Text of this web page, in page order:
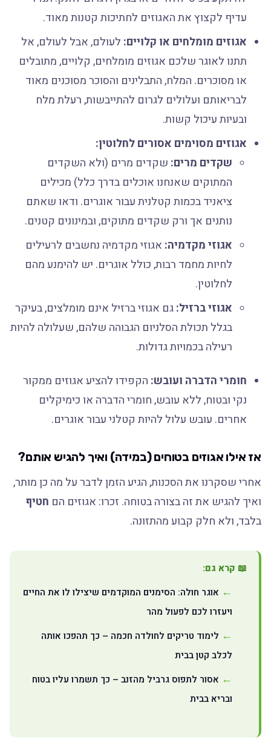
עדיף לקצוץ את האגוזים לחתיכות קטנות מאוד.
אגוזים מומלחים או קלויים:לעולם, אבל לעולם, אל
תתנו לאוגר שלכם אגוזים מומלחים, קלויים, מתובלים
או מסוכרים. המלח, התבלינים והסוכר מסוכנים מאוד
לבריאותם ועלולים לגרום להתייבשות, רעלת מלח
ובעיות עיכול קשות.
אגוזים מסוימים אסורים לחלוטין:
שקדים מרים:שקדים מרים (ולא השקדים
המתוקים שאנחנו אוכלים בדרך כלל) מכילים
ציאניד בכמות קטלנית עבור אוגרים. ודאו שאתם
נותנים אך ורק שקדים מתוקים, ובמינונים קטנים.
אגוזי מקדמיה:אגוזי מקדמיה נחשבים לרעילים
לחיות מחמד רבות, כולל אוגרים. יש להימנע מהם
לחלוטין.
אגוזי ברזיל:גם אגוזי ברזיל אינם מומלצים, בעיקר
בגלל תכולת הסלניום הגבוהה שלהם, שעלולה להיות
רעילה בכמויות גדולות.
חומרי הדברה ועובש:הקפידו להציע אגוזים ממקור
נקי ובטוח, ללא עובש, חומרי הדברה או כימיקלים
אחרים. עובש עלול להיות קטלני עבור אוגרים.
אז אילו אגוזים בטוחים (במידה) ואיך להגיש אותם?
אחרי שסקרנו את הסכנות, הגיע הזמן לדבר על מה כן מותר,
ואיך להגיש את זה בצורה בטוחה. זכרו: אגוזים הםחטיף
בלבד, ולא חלק קבוע מהתזונה.
📖 קרא גם:
אוגר חולה: הסימנים המוקדמים שיצילו לו את החיים
ויעזרו לכם לפעול מהר
לימוד טריקים לחולדה חכמה – כך תהפכו אותה
לכלב קטן בבית
אסור לתפוס גרביל מהזנב – כך תשמרו עליו בטוח
ובריא בבית